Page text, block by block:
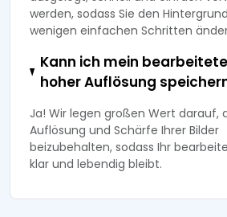
werden, sodass Sie den
wenigen einfachen Schritten
Kann ich mein
hoher Auflösung
Ja! Wir legen großen Wert darauf,
Auflösung und Schärfe Ihrer Bilder
beizubehalten, sodass Ihr
klar und lebendig bleibt.